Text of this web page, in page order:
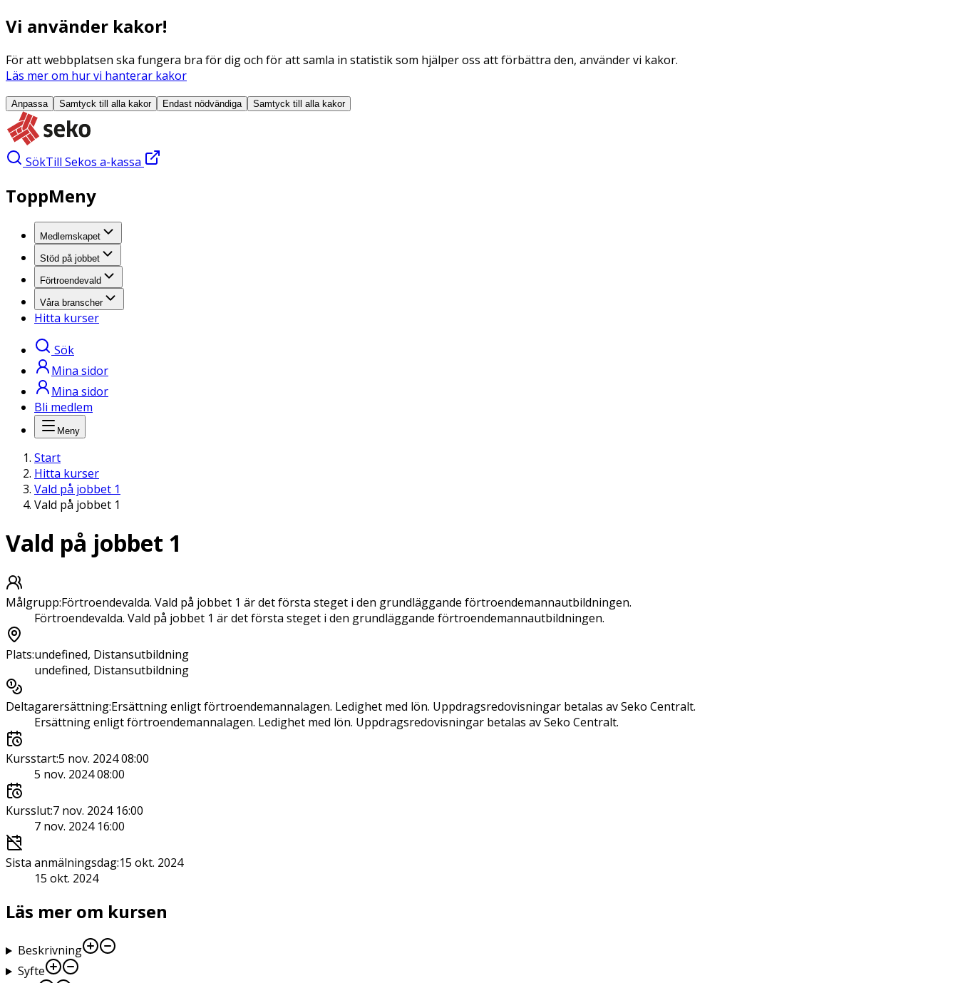
Vi använder kakor!
För att webbplatsen ska fungera bra för dig och för att samla in statistik som hjälper oss att förbättra den, använder vi kakor.
Läs mer om hur vi hanterar kakor
Anpassa Samtyck till alla kakor Endast nödvändiga Samtyck till alla kakor
SökTill Sekos a-kassa
ToppMeny
Medlemskapet
Stöd på jobbet
Förtroendevald
Våra branscher
Hitta kurser
Sök
Mina sidor
Mina sidor
Bli medlem
Meny
Start
Hitta kurser
Vald på jobbet 1
Vald på jobbet 1
Vald på jobbet 1
Målgrupp:Förtroendevalda. Vald på jobbet 1 är det första steget i den grundläggande förtroendemannautbildningen.
Förtroendevalda. Vald på jobbet 1 är det första steget i den grundläggande förtroendemannautbildningen.
Plats:undefined, Distansutbildning
undefined, Distansutbildning
Deltagarersättning:Ersättning enligt förtroendemannalagen. Ledighet med lön. Uppdragsredovisningar betalas av Seko Centralt.
Ersättning enligt förtroendemannalagen. Ledighet med lön. Uppdragsredovisningar betalas av Seko Centralt.
Kursstart:5 nov. 2024 08:00
5 nov. 2024 08:00
Kursslut:7 nov. 2024 16:00
7 nov. 2024 16:00
Sista anmälningsdag:15 okt. 2024
15 okt. 2024
Läs mer om kursen
Beskrivning
Syfte